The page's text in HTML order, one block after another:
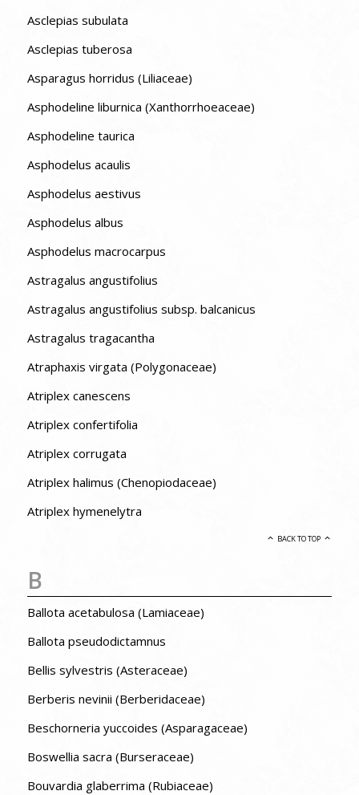
Asclepias subulata
Asclepias tuberosa
Asparagus horridus (Liliaceae)
Asphodeline liburnica (Xanthorrhoeaceae)
Asphodeline taurica
Asphodelus acaulis
Asphodelus aestivus
Asphodelus albus
Asphodelus macrocarpus
Astragalus angustifolius
Astragalus angustifolius subsp. balcanicus
Astragalus tragacantha
Atraphaxis virgata (Polygonaceae)
Atriplex canescens
Atriplex confertifolia
Atriplex corrugata
Atriplex halimus (Chenopiodaceae)
Atriplex hymenelytra
BACK TO TOP
B
Ballota acetabulosa (Lamiaceae)
Ballota pseudodictamnus
Bellis sylvestris (Asteraceae)
Berberis nevinii (Berberidaceae)
Beschorneria yuccoides (Asparagaceae)
Boswellia sacra (Burseraceae)
Bouvardia glaberrima (Rubiaceae)